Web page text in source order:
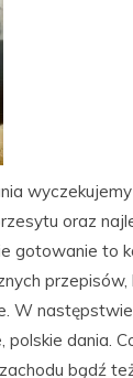
oraz
gotowanie to
W
dania.
bądź